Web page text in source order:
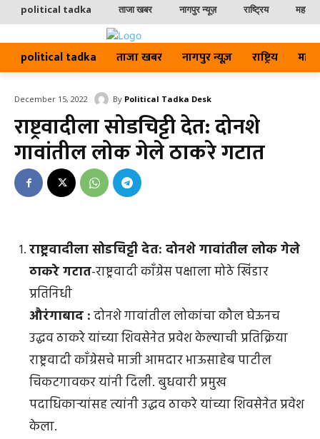
political tadka ताजा खबर नागपुर न्यूज़ राष्ट्रिय
political tadka ताजा खबर नागपुर न्यूज़ राष्ट्रिय
December 15, 2022 By Political Tadka Desk
राष्ट्रवादीला सोडचिट्टी देत: दोनशे
गावांतील लोक गेले ठाकरे गटात
राष्ट्रवादीला सोडचिट्टी देत: दोनशे गावांतील लोक गेले
ठाकरे गटात-राष्ट्रवादी काँग्रेस पक्षाला मोठे खिंडार
प्रतिनिधी
औरंगाबाद :दोनशे गावांतील लोकांचा कौल घेऊनच
उद्धव ठाकरे यांच्या शिवसेनेत प्रवेश केल्याची प्रतिक्रिया
राष्ट्रवादी काँग्रेसचे माजी आमदार भाऊसाहेब पाटील
चिकटगावकर यांनी दिली. बुधवारी प्रमुख
पदाधिकाऱ्यांसह त्यांनी उद्धव ठाकरे यांच्या शिवसेनेत प्रवेश
केला.